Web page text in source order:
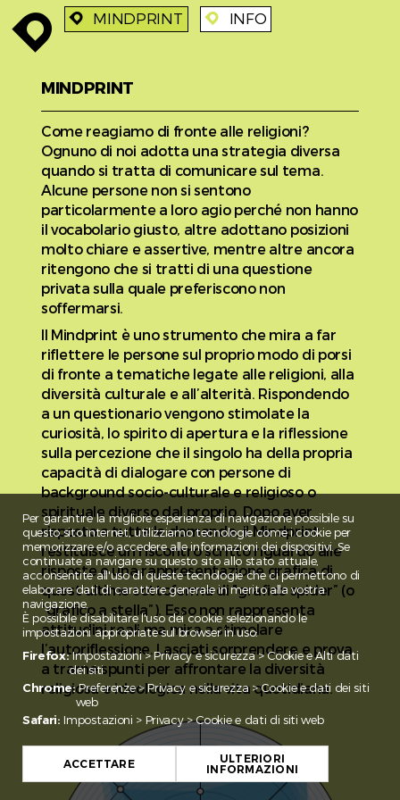
enroute enroute MINDPRINT enroute INFO
MINDPRINT
Come reagiamo di fronte alle religioni?
Ognuno di noi adotta una strategia diversa
quando si tratta di comunicare sul tema.
Alcune persone non si sentono
particolarmente a loro agio perché non hanno
il vocabolario giusto, altre adottano posizioni
molto chiare e assertive, mentre altre ancora
ritengono che si tratti di una questione
privata sulla quale preferiscono non
soffermarsi.
Il Mindprint è uno strumento che mira a far
riflettere le persone sul proprio modo di porsi
di fronte a tematiche legate alle religioni, alla
diversità culturale e all’alterità. Rispondendo
a un questionario vengono stimolate la
curiosità, lo spirito di apertura e la riflessione
sulla percezione che il singolo ha della propria
capacità di dialogare con persone di
background socio-culturale e religioso o
spirituale diverso dal proprio. Dopo aver
risposto a tutte le domande, il Mindprint
restituisce un riscontro scritto riguardo alle
risposte e una rappresentazione grafica di
quest’ultime sottoforma di "grafico spider” (o
“grafico a stella”). Esso non rappresenta
attitudini reali ma mira a stimolare
l’autoriflessione. Lasciati sorprendere e prova
a trarne spunti per affrontare la diversità
religiosa e ideologica nella vita quotidiana.
Per garantire la migliore esperienza di navigazione possibile su
questo sito internet, utilizziamo tecnologie come i cookie per
memorizzare e/o accedere alle informazioni dei dispositivi. Se
continuate a navigare su questo sito allo stato attuale,
acconsentite all'uso di queste tecnologie che ci permettono di
elaborare dati di carattere generale in merito alla vostra
navigazione.
È possibile disabilitare l'uso dei cookie selezionando le
impostazioni appropriate sul browser in uso:
Firefox:Impostazioni > Privacy e sicurezza > Cookie e Alti dati
dei siti
Chrome:Preferenze > Privacy e sicurezza > Cookie e dati dei siti
web
Safari: Impostazioni > Privacy > Cookie e dati di siti web
ACCETTARE ULTERIORI
INFORMAZIONI